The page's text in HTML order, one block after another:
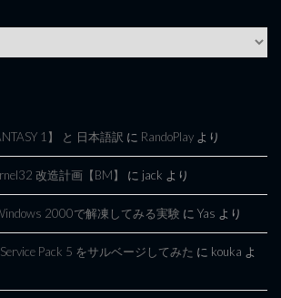
1】 と 日本語訳 に RandoPlay より
改造計画【BM】 に jack より
2000で解凍してみる実験 に Yas より
Pack 5 をサルベージしてみた に kouka よ